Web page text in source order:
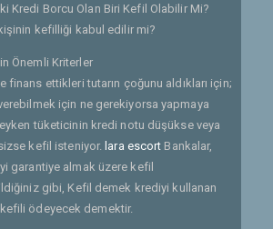
Kredi Borcu Olan Biri Kefil Olabilir Mi?
kefilliği kabul edilir mi?
Önemli Kriterler
finans ettikleri tutarın çoğunu aldıkları için;
için ne gerekiyorsa yapmaya
tüketicinin kredi notu düşükse veya
kefil isteniyor. lara escort Bankalar,
garantiye almak üzere kefil
gibi, Kefil demek krediyi kullanan
ödeyecek demektir.